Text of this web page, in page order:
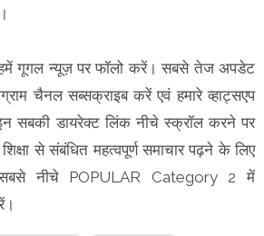
गूगल न्यूज़ पर फॉलो करें। सबसे तेज अपडेट
चैनल सब्सक्राइब करें एवं हमारे व्हाट्सएप
सबकी डायरेक्ट लिंक नीचे स्क्रॉल करने पर
से संबंधित महत्वपूर्ण समाचार पढ़ने के लिए
नीचे POPULAR Category 2 में